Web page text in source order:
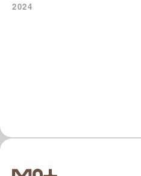
2024